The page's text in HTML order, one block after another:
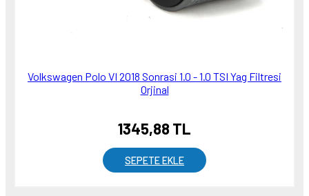
Volkswagen Polo VI 2018 Sonrasi 1.0 - 1.0 TSI Yag Filtresi
Orjinal
1345,88 TL
SEPETE EKLE